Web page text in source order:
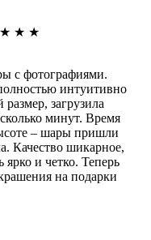
★ ★ ★
с фотографиями.
интуитивно
загрузила
минут. Время
– шары пришли
Качество шикарное,
ярко и четко. Теперь
на подарки